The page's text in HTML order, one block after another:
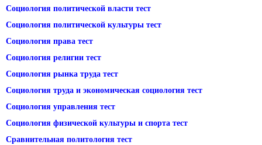
Социология политической власти тест
Социология политической культуры тест
Социология права тест
Социология религии тест
Социология рынка труда тест
Социология труда и экономическая социология тест
Социология управления тест
Социология физической культуры и спорта тест
Сравнительная политология тест